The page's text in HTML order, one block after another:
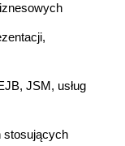
JSM, usług
stosujących